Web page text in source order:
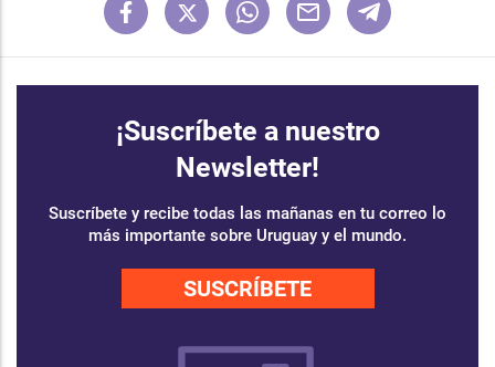
¡Suscríbete a nuestro
Newsletter!
Suscríbete y recibe todas las mañanas en tu correo lo
más importante sobre Uruguay y el mundo.
SUSCRÍBETE